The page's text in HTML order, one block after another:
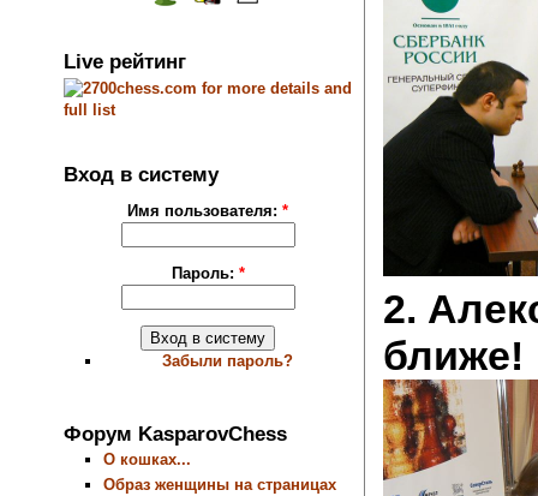
Live рейтинг
Вход в систему
Имя пользователя:*
Пароль: *
Забыли пароль?
Форум KasparovChess
О кошках...
Образ женщины на страницах
2.
ближе!